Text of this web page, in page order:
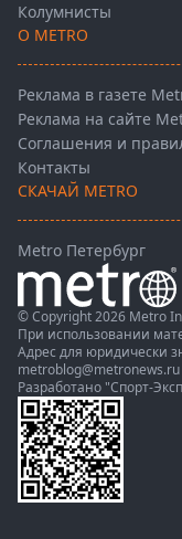
Колумнисты
О METRO
Реклама в газете
Реклама на сайте
Соглашения и
Контакты
СКАЧАЙ METRO
Metro Петербург
© Copyright 2026 Metro
При использовании
Адрес для юридически
metroblog@metronews.ru
Разработано "Спорт-